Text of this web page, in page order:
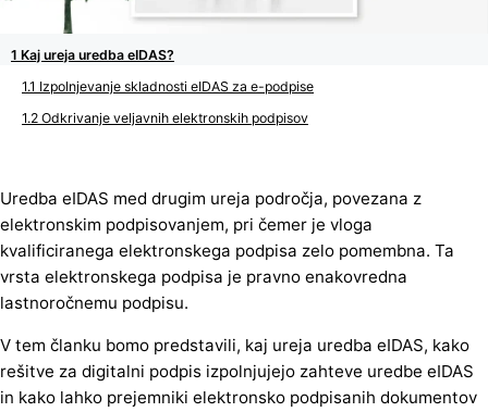
Kaj ureja uredba eIDAS?
Izpolnjevanje skladnosti eIDAS za e-podpise
Odkrivanje veljavnih elektronskih podpisov
Uredba eIDAS med drugim ureja področja, povezana z
elektronskim podpisovanjem, pri čemer je vloga
kvalificiranega elektronskega podpisa zelo pomembna. Ta
vrsta elektronskega podpisa je pravno enakovredna
lastnoročnemu podpisu.
V tem članku bomo predstavili, kaj ureja uredba eIDAS, kako
rešitve za digitalni podpis izpolnjujejo zahteve uredbe eIDAS
in kako lahko prejemniki elektronsko podpisanih dokumentov